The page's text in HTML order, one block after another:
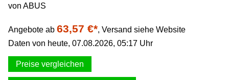
Impressum
von ABUS
Angebote ab 63,57 €*, Versand siehe Website
Daten von heute, 07.08.2026, 05:17 Uhr
Preise vergleichen